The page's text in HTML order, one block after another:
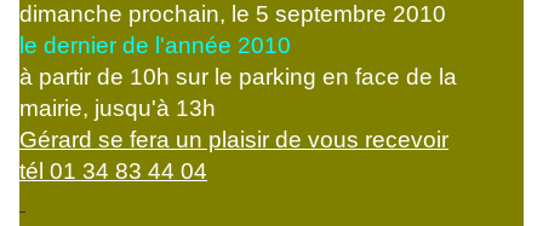
dimanche prochain, le 5 septembre 2010
le dernier de l'année 2010
à partir de 10h sur le parking en face de la
mairie, jusqu'à 13h
Gérard se fera un plaisir de vous recevoir
tél 01 34 83 44 04